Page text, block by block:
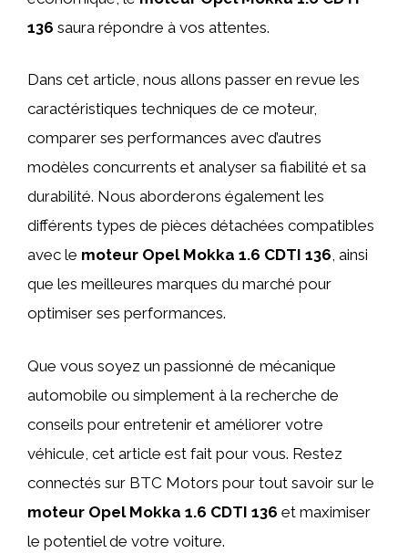
136 saura répondre à vos attentes.
Dans cet article, nous allons passer en revue les
caractéristiques techniques de ce moteur,
comparer ses performances avec d’autres
modèles concurrents et analyser sa fiabilité et sa
durabilité. Nous aborderons également les
différents types de pièces détachées compatibles
avec le moteur Opel Mokka 1.6 CDTI 136, ainsi
que les meilleures marques du marché pour
optimiser ses performances.
Que vous soyez un passionné de mécanique
automobile ou simplement à la recherche de
conseils pour entretenir et améliorer votre
véhicule, cet article est fait pour vous. Restez
connectés sur BTC Motors pour tout savoir sur le
moteur Opel Mokka 1.6 CDTI 136 et maximiser
le potentiel de votre voiture.